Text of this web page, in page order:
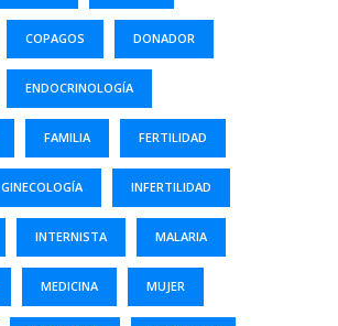
COPAGOS DONADOR
ENDOCRINOLOGÍA
FAMILIA FERTILIDAD
GINECOLOGÍA INFERTILIDAD
INTERNISTA MALARIA
MEDICINA MUJER